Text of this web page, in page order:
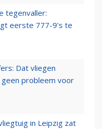
tegenvaller:
eerste 777-9’s te
Dat vliegen
probleem voor
in Leipzig zat